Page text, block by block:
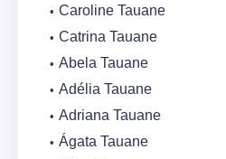
Caroline Tauane
Catrina Tauane
Abela Tauane
Adélia Tauane
Adriana Tauane
Ágata Tauane